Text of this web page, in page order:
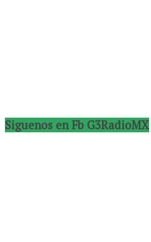
Siguenos en Fb G3RadioMX